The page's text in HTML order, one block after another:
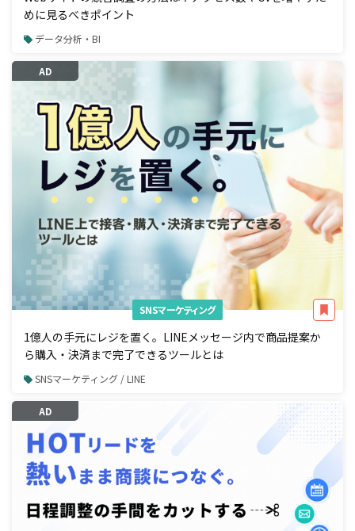
めに見るべきポイント
データ分析・BI
AD
SNSマーケティング
1億人の手元にレジを置く。LINEメッセージ内で商品提案か
ら購入・決済まで完了できるツールとは
SNSマーケティング / LINE
AD